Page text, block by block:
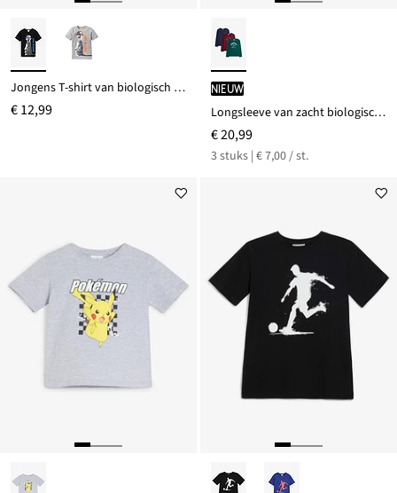
Jongens T-shirt van biologisch katoen
€ 12,99
Nieuw
Longsleeve van zacht biologisch katoen (set van 3)
€ 20,99
3 stuks | € 7,00 / st.